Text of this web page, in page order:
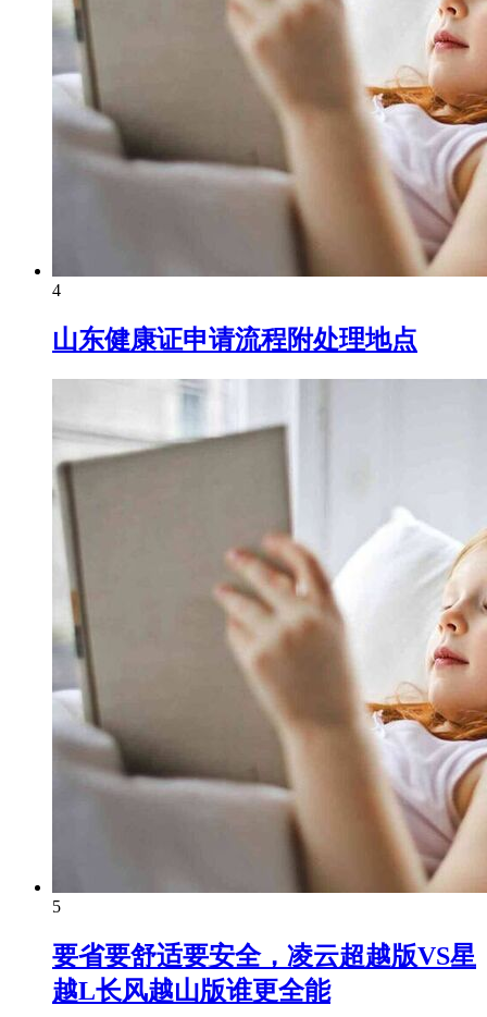
4
山东健康证申请流程附处理地点
5
要省要舒适要安全，凌云超越版VS星
越L长风越山版谁更全能